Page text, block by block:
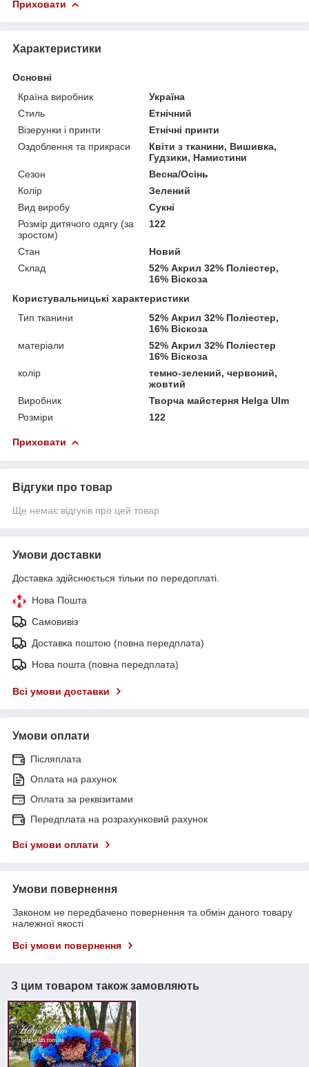
Приховати
Характеристики
Основні
Країна виробник
Україна
Стиль
Етнічний
Візерунки і принти
Етнічні принти
Оздоблення та прикраси
Квіти з тканини, Вишивка,
Гудзики, Намистини
Сезон
Весна/Осінь
Колір
Зелений
Вид виробу
Сукні
Розмір дитячого одягу (за
зростом)
122
Стан
Новий
Склад
52% Акрил 32% Поліестер,
16% Віскоза
Користувальницькі характеристики
Тип тканини
52% Акрил 32% Поліестер,
16% Віскоза
матеріали
52% Акрил 32% Поліестер
16% Віскоза
колір
темно-зелений, червоний,
жовтий
Виробник
Творча майстерня Helga Ulm
Розміри
122
Приховати
Відгуки про товар
Ще немає відгуків про цей товар
Умови доставки
Доставка здійснюється тільки по передоплаті.
Нова Пошта
Самовивіз
Доставка поштою (повна передплата)
Нова пошта (повна передплата)
Всі умови доставки
Умови оплати
Післяплата
Оплата на рахунок
Оплата за реквізитами
Передплата на розрахунковий рахунок
Всі умови оплати
Умови повернення
Законом не передбачено повернення та обмін даного товару
належної якості
Всі умови повернення
З цим товаром також замовляють